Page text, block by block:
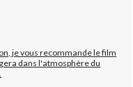
je vous recommande le film
dans l'atmosphère du